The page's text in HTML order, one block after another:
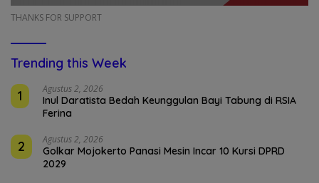
THANKS FOR SUPPORT
Trending this Week
1
Agustus 2, 2026
Inul Daratista Bedah Keunggulan Bayi Tabung di RSIA
Ferina
2 Agustus 2, 2026
Golkar Mojokerto Panasi Mesin Incar 10 Kursi DPRD
2029